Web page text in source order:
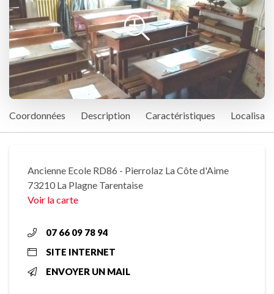
Coordonnées Description Caractéristiques
Ancienne Ecole RD86 - Pierrolaz La Côte d'Aime
73210 La Plagne Tarentaise
Voir la carte
07 66 09 78 94
SITE INTERNET
ENVOYER UN MAIL